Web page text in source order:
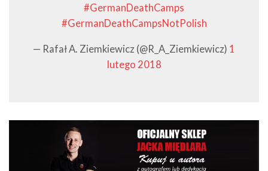
#GermanDeathCamps
#GermanDeathCampsNotPolish
— Rafał A. Ziemkiewicz (@R_A_Ziemkiewicz) 1
lutego 2018